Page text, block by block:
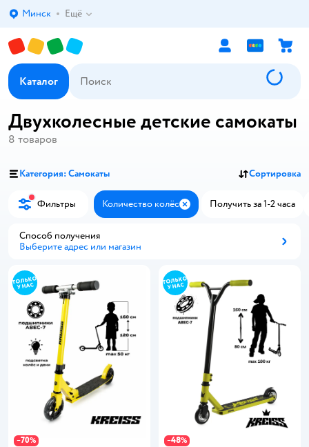
Выбор адреса доставки.
Минск Ещё
Каталог
Двухколесные детские самокаты
8 товаров
Категория: Самокаты Сортировка
Фильтры Количество колёс ЗакрытьПолучить за 1-2 часа
Способ получения
Выберите адрес или магазин
−70% −48%